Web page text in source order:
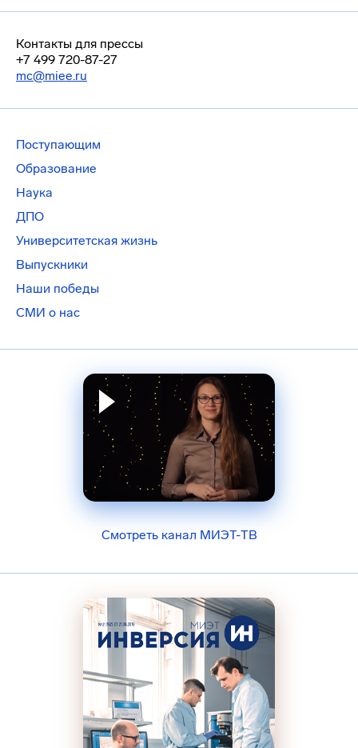
Контакты для прессы
+7 499 720-87-27
mc@miee.ru
Поступающим
Образование
Наука
ДПО
Университетская жизнь
Выпускники
Наши победы
СМИ о нас
Смотреть канал МИЭТ-ТВ